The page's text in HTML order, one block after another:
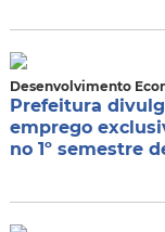
Desenvolvimento
Prefeitura
emprego
no 1º semestre